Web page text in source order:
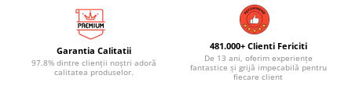
Garantia Calitatii
97.8% dintre clienții noștri adoră
calitatea produselor.
481.000+ Clienti Fericiti
De 13 ani, oferim experiențe
fantastice și grijă impecabilă pentru
fiecare client